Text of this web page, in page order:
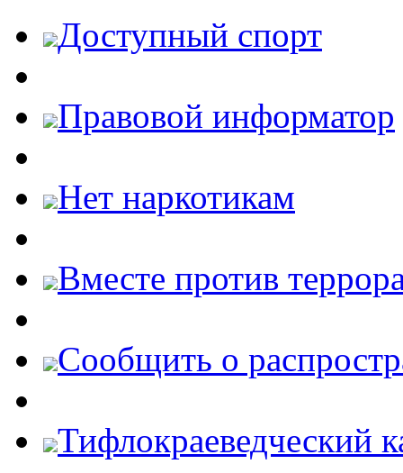
Доступный спорт
Правовой информатор
Нет наркотикам
Вместе против
Cообщить о
Тифлокраеведческий